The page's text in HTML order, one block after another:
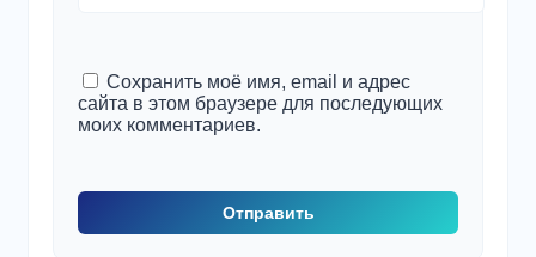
Сохранить моё имя, email и адрес
сайта в этом браузере для последующих
моих комментариев.